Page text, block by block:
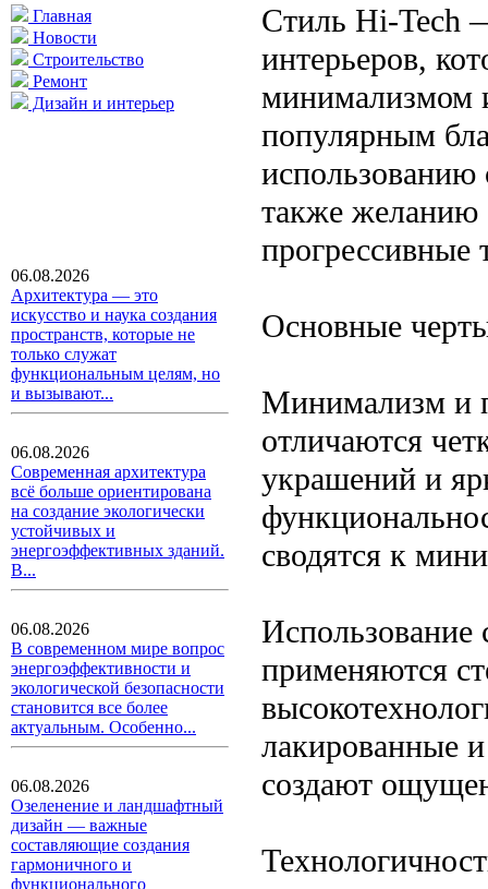
Главная
Новости
Строительство
Ремонт
Дизайн и интерьер
06.08.2026
Архитектура — это
искусство и наука создания
пространств, которые не
только служат
функциональным целям, но
и вызывают...
06.08.2026
Современная архитектура
всё больше ориентирована
на создание экологически
устойчивых и
энергоэффективных зданий.
В...
06.08.2026
В современном мире вопрос
энергоэффективности и
экологической безопасности
становится все более
актуальным. Особенно...
06.08.2026
Озеленение и ландшафтный
дизайн — важные
составляющие создания
гармоничного и
функционального
Стиль Hi-Tech
интерьеров,
минимализмом
популярным
использованию
также желанию
прогрессивные
Основные
Минимализм и
отличаются
украшений и
сводятся к
Использование
применяются
лакированные
создают